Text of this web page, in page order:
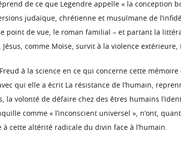
de ce que Legendre appelle « la conception
judaïque, chrétienne et musulmane de
point de vue, le roman familial – et partant la
comme Moïse, survit à la violence
à la science en ce qui concerne cette
qui elle a écrit La résistance de l’humain,
la volonté de défaire chez des êtres humains
comme « l’inconscient universel », n’ont,
cette altérité radicale du divin face à l’humain.